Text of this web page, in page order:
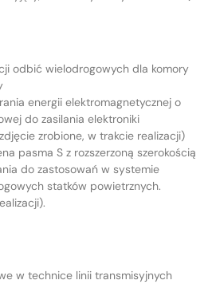
odbić wielodrogowych dla komory
energii elektromagnetycznej o
do zasilania elektroniki
zrobione, w trakcie realizacji)
pasma S z rozszerzoną szerokością
do zastosowań w systemie
statków powietrznych.
w technice linii transmisyjnych